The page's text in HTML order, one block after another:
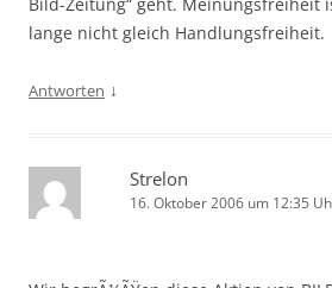
lange nicht gleich Handlungsfreiheit.
Antworten ↓
Strelon
16. Oktober 2006 um 12:35